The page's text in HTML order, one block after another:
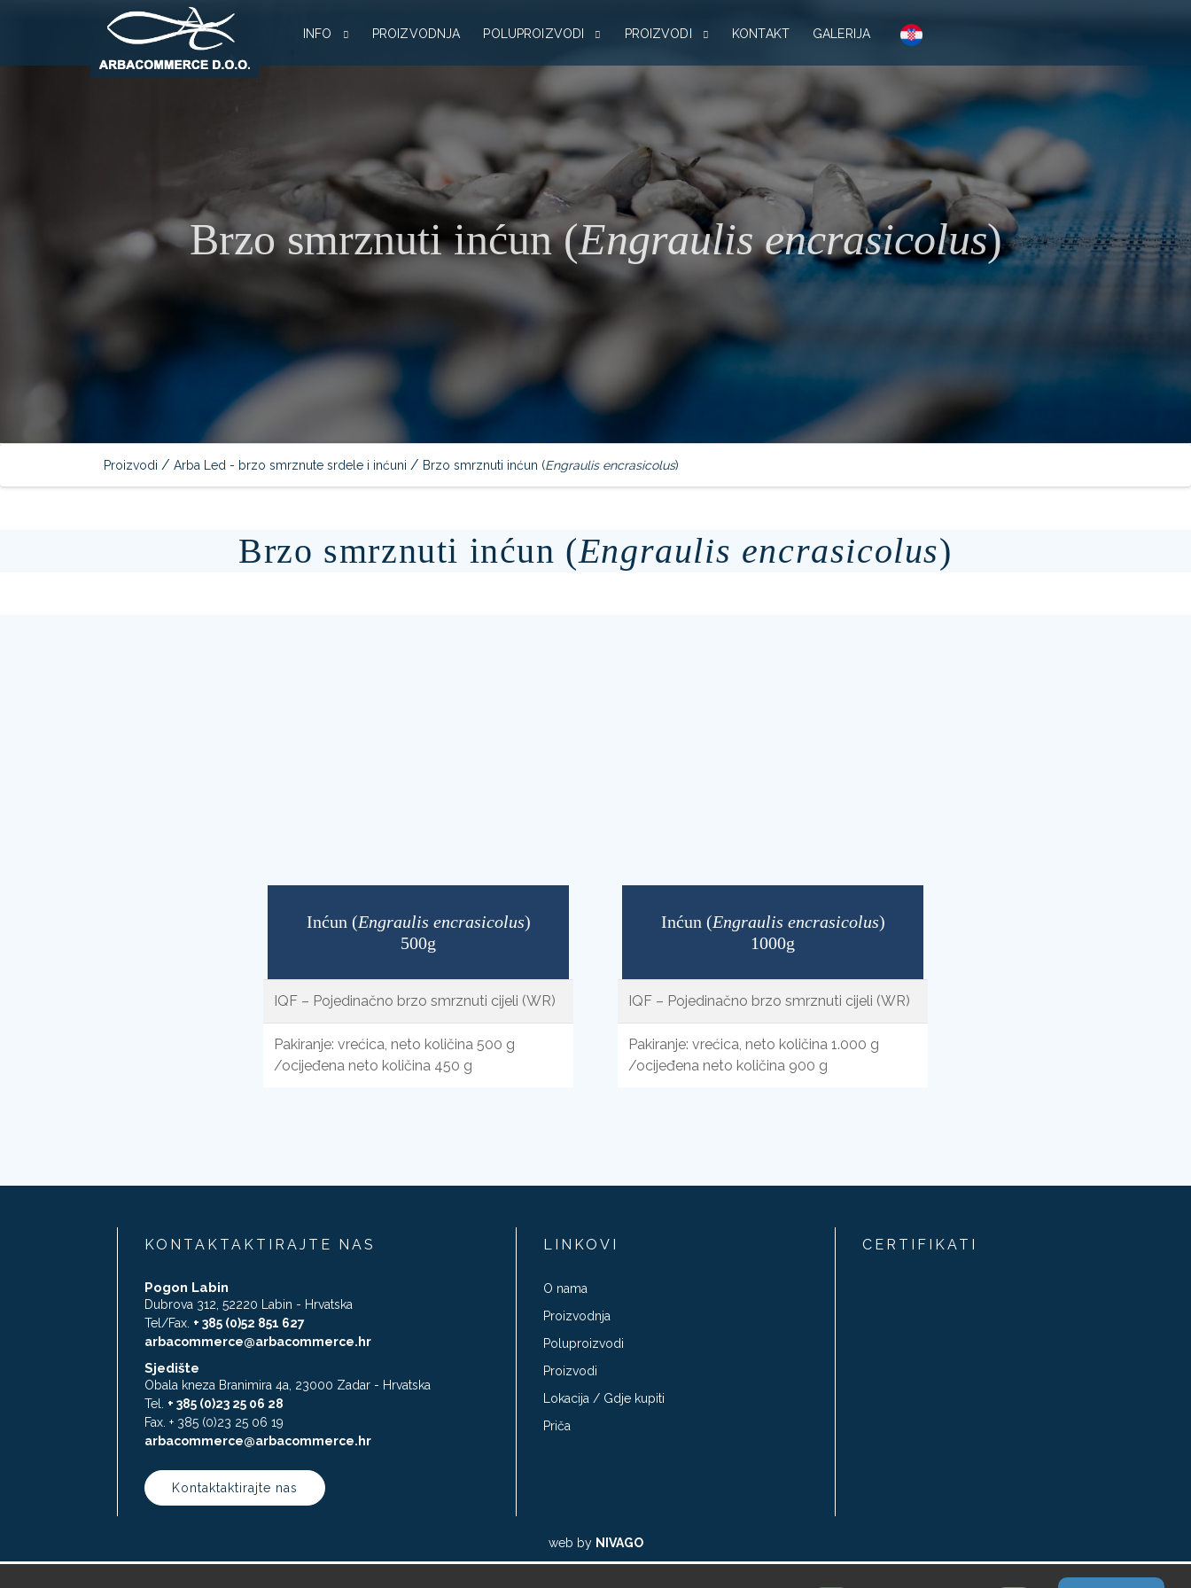
INFO PROIZVODNJA POLUPROIZVODI PROIZVODI KONTAKT GALERIJA
Brzo smrznuti inćun (Engraulis encrasicolus)
Proizvodi / Arba Led - brzo smrznute srdele i inćuni / Brzo smrznuti inćun (Engraulis encrasicolus)
Brzo smrznuti inćun (Engraulis encrasicolus)
Inćun (Engraulis encrasicolus)
500g
IQF – Pojedinačno brzo smrznuti cijeli (WR)
Pakiranje: vrećica, neto količina 500 g
/ocijeđena neto količina 450 g
Inćun (Engraulis encrasicolus)
1000g
IQF – Pojedinačno brzo smrznuti cijeli (WR)
Pakiranje: vrećica, neto količina 1.000 g
/ocijeđena neto količina 900 g
KONTAKTAKTIRAJTE NAS
Pogon Labin
Dubrova 312, 52220 Labin - Hrvatska
Tel/Fax. + 385 (0)52 851 627
arbacommerce@arbacommerce.hr
Sjedište
Obala kneza Branimira 4a, 23000 Zadar - Hrvatska
Tel. + 385 (0)23 25 06 28
Fax. + 385 (0)23 25 06 19
arbacommerce@arbacommerce.hr
Kontaktaktirajte nas
LINKOVI
O nama
Proizvodnja
Poluproizvodi
Proizvodi
Lokacija / Gdje kupiti
Priča
CERTIFIKATI
web by NIVAGO